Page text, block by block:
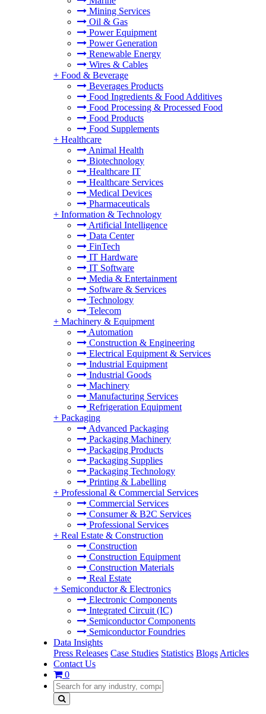
Mining Services
Oil & Gas
Power Equipment
Power Generation
Renewable Energy
Wires & Cables
+ Food & Beverage
Beverages Products
Food Ingredients & Food Additives
Food Processing & Processed Food
Food Products
Food Supplements
+ Healthcare
Animal Health
Biotechnology
Healthcare IT
Healthcare Services
Medical Devices
Pharmaceuticals
+ Information & Technology
Artificial Intelligence
Data Center
FinTech
IT Hardware
IT Software
Media & Entertainment
Software & Services
Technology
Telecom
+ Machinery & Equipment
Automation
Construction & Engineering
Electrical Equipment & Services
Industrial Equipment
Industrial Goods
Machinery
Manufacturing Services
Refrigeration Equipment
+ Packaging
Advanced Packaging
Packaging Machinery
Packaging Products
Packaging Supplies
Packaging Technology
Printing & Labelling
+ Professional & Commercial Services
Commercial Services
Consumer & B2C Services
Professional Services
+ Real Estate & Construction
Construction
Construction Equipment
Construction Materials
Real Estate
+ Semiconductor & Electronics
Electronic Components
Integrated Circuit (IC)
Semiconductor Components
Semiconductor Foundries
Data Insights
Press Releases Case Studies Statistics Blogs Articles
Contact Us
0